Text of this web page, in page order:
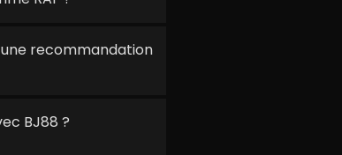
recommandation
BJ88 ?